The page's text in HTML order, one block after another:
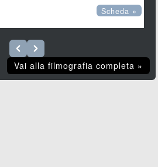
Scheda »
Vai alla filmografia completa »